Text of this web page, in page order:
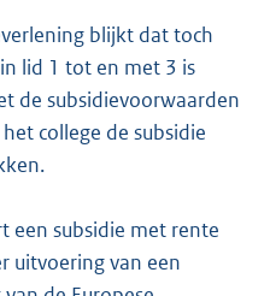
blijkt dat toch
lid 1 tot en met 3 is
de subsidievoorwaarden
college de subsidie
een subsidie met rente
uitvoering van een